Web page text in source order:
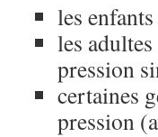
les
les
pression
certaines
pression